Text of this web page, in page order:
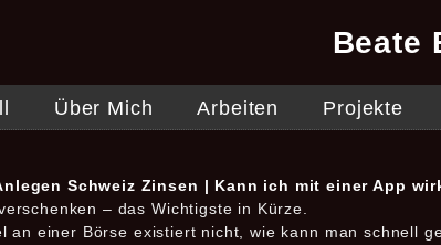
Beate
Über Mich Arbeiten Projekte
Schweiz Zinsen | Kann ich mit einer App
– das Wichtigste in Kürze.
an einer Börse existiert nicht, wie kann man schnell